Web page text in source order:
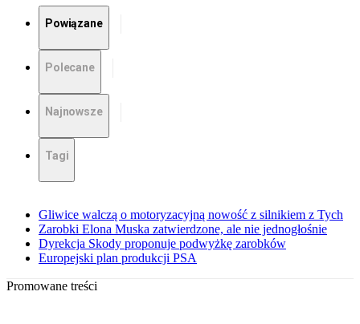
Powiązane
Polecane
Najnowsze
Tagi
Gliwice walczą o motoryzacyjną nowość z silnikiem z Tych
Zarobki Elona Muska zatwierdzone, ale nie jednogłośnie
Dyrekcja Skody proponuje podwyżkę zarobków
Europejski plan produkcji PSA
Promowane treści